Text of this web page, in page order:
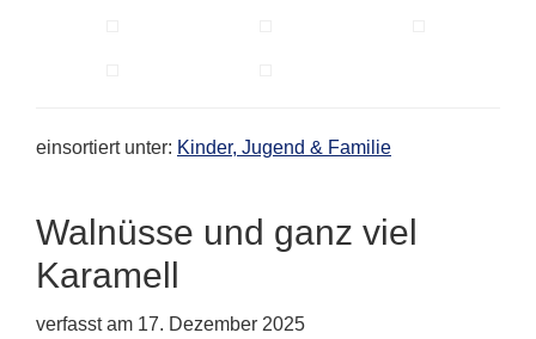
einsortiert unter: Kinder, Jugend & Familie
Walnüsse und ganz viel
Karamell
verfasst am 17. Dezember 2025